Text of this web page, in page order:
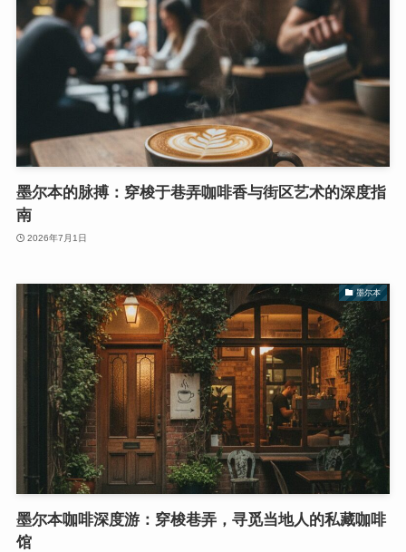
墨尔本的脉搏：穿梭于巷弄咖啡香与街区艺术的深度指
南
2026年7月1日
墨尔本
墨尔本咖啡深度游：穿梭巷弄，寻觅当地人的私藏咖啡
馆